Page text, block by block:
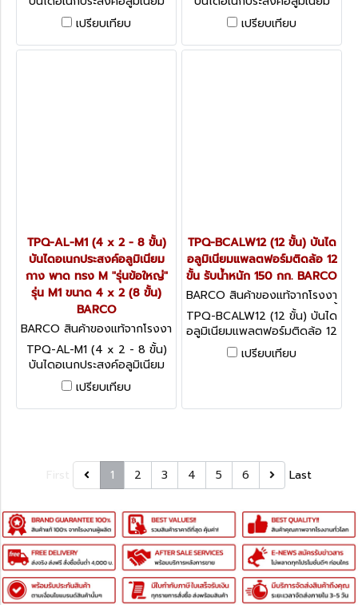
กาง พาด ทรง M "รุ่นข้อใหญ่"
รุ่น M3 ขนาด 4 x 4 (16 ขั้น)
BARCO
เปรียบเทียบ
กาง พาด ทรง M "รุ่นข้อใหญ่"
รุ่น M2 ขนาด 4 x 3 (12 ขั้น)
BARCO
เปรียบเทียบ
TPQ-AL-M1 (4 x 2 - 8 ขั้น)
บันไดอเนกประสงค์อลูมิเนียม
กาง พาด ทรง M "รุ่นข้อใหญ่"
รุ่น M1 ขนาด 4 x 2 (8 ขั้น)
BARCO
BARCO สินค้าของแท้จากโรงงา
นผู้ผลิต TPQ-AL-M1 (4 x 2 -
8 ขั้น)
TPQ-AL-M1 (4 x 2 - 8 ขั้น)
บันไดอเนกประสงค์อลูมิเนียม
กาง พาด ทรง M "รุ่นข้อใหญ่"
รุ่น M1 ขนาด 4 x 2 (8 ขั้น)
BARCO
เปรียบเทียบ
TPQ-BCALW12 (12 ขั้น) บันได
อลูมิเนียมแพลตฟอร์มติดล้อ 12
ขั้น รับน้ำหนัก 150 กก. BARCO
BARCO สินค้าของแท้จากโรงงา
นผู้ผลิต TPQ-BCALW12 (12 ขั้
น)
TPQ-BCALW12 (12 ขั้น) บันได
อลูมิเนียมแพลตฟอร์มติดล้อ 12
ขั้น รับน้ำหนัก 150 กก. BARCO
เปรียบเทียบ
1 2 3 4 5 6 Last